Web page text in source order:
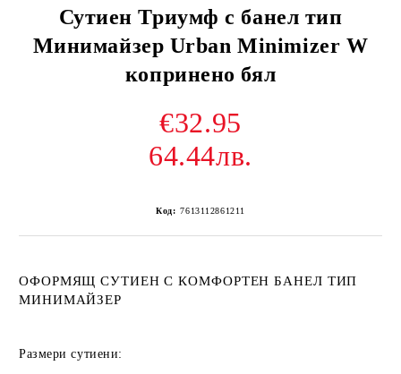
Сутиен Триумф с банел тип
Минимайзер Urban Minimizer W
копринено бял
€32.95
64.44лв.
Код: 7613112861211
ОФОРМЯЩ СУТИЕН С КОМФОРТЕН БАНЕЛ ТИП
МИНИМАЙЗЕР
Размери сутиени: